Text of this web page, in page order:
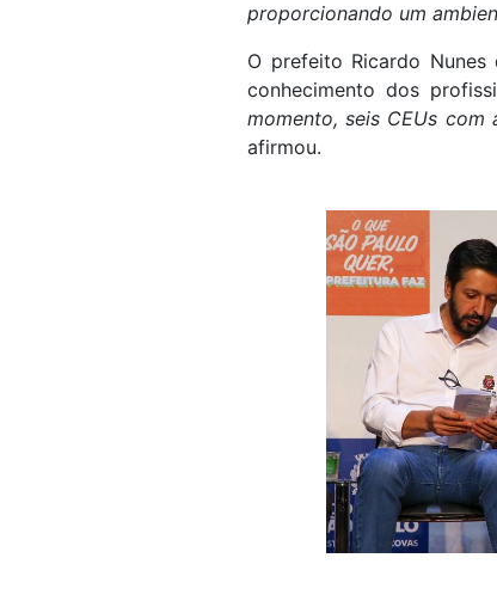
proporcionando um
O prefeito Ricardo
conhecimento dos
momento, seis CEUs
afirmou.